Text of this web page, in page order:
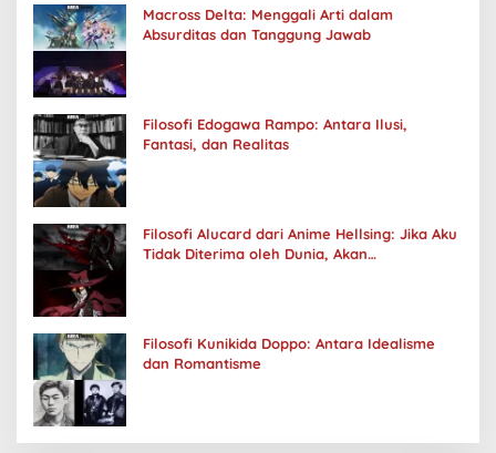
Macross Delta: Menggali Arti dalam
Absurditas dan Tanggung Jawab
Filosofi Edogawa Rampo: Antara Ilusi,
Fantasi, dan Realitas
Filosofi Alucard dari Anime Hellsing: Jika Aku
Tidak Diterima oleh Dunia, Akan
Filosofi Kunikida Doppo: Antara Idealisme
dan Romantisme